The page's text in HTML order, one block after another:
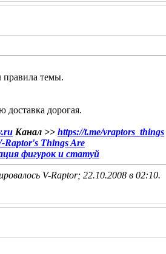
правила темы.
доставка дорогая.
Канал >> https://t.me/vraptors_things
Raptor's Things Are
фигурок и статуй
V-Raptor; 22.10.2008 в 02:10.